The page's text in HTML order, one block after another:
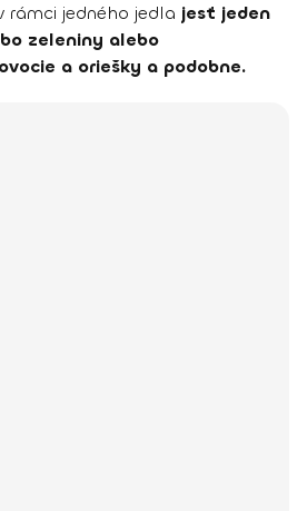
rámci jedného jedla jesť jeden
zeleniny alebo
a oriešky a podobne.